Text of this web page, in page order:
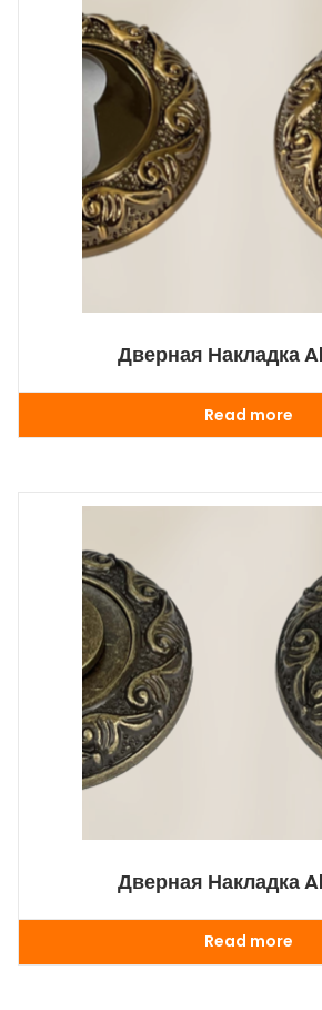
Дверная Накладка
Read more
Дверная Накладка
Read more